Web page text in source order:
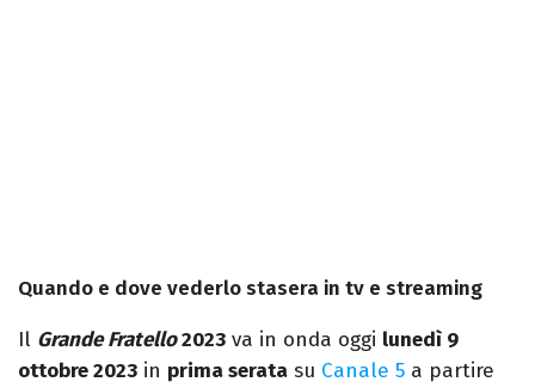
Quando e dove vederlo stasera in tv e streaming
Il Grande Fratello2023 va in onda oggi lunedì 9
ottobre 2023 in prima serata su Canale 5 a partire